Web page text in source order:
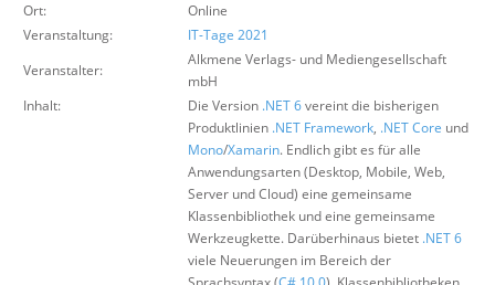
Ort:
Online
Veranstaltung:
IT-Tage 2021
Veranstalter:
Alkmene Verlags- und Mediengesellschaft
mbH
Inhalt:
Die Version .NET 6vereint die bisherigen
Produktlinien .NET Framework, .NET Core und
Mono/Xamarin. Endlich gibt es für alle
Anwendungsarten (Desktop, Mobile, Web,
Server und Cloud) eine gemeinsame
Klassenbibliothek und eine gemeinsame
Werkzeugkette. Darüberhinaus bietet .NET 6
viele Neuerungen im Bereich der